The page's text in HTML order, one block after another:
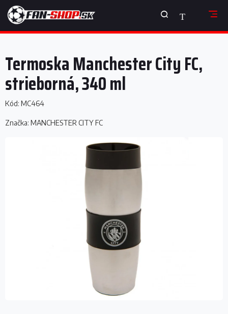
Prejsť
obsah
NÁKUPNÝ
KOŠÍK
Termoska Manchester City FC,
strieborná, 340 ml
Kód: MC464
Značka: MANCHESTER CITY FC